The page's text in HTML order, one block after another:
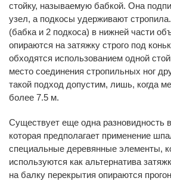
стойку, называемую бабкой. Она
узел, а подкосы удерживают
(бабка и 2 подкоса) в нижней части
опираются на затяжку строго под
обходятся использованием одной
место соединения стропильных ног
такой подход допустим, лишь, когда
более 7.5 м.
Существует еще одна разновидность
которая предполагает применение
специальные деревянные элементы,
используются как альтернатива
на балку перекрытия опираются